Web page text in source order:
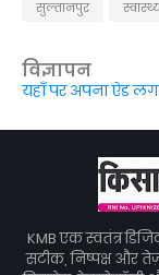
सुल्तानपुर
विज्ञापन
यहाँ पर अपना ऐड
KMB एक स्वतंत्र
सटीक, निष्पक्ष और